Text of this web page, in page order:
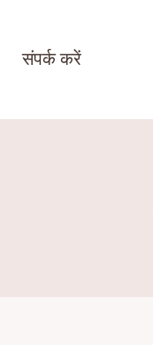
संपर्क करें